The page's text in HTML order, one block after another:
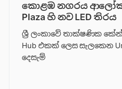
කොළඹ නගරය
Plaza හි නව LED තිරය
ශ්‍රී ලංකාවේ තාක්ෂණික
Hub එකක් ලෙස සැලකෙන
දෙසැම්